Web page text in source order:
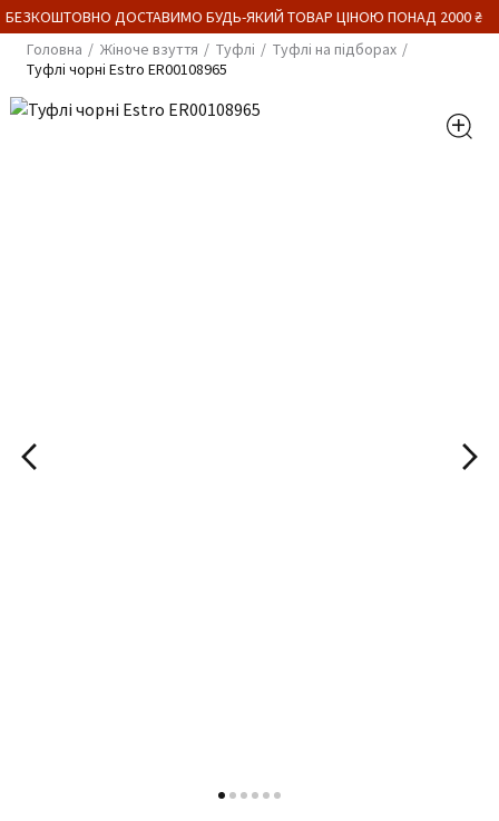
ДОСТАВИМО БУДЬ-ЯКИЙ ТОВАР ЦІНОЮ ПОНАД 2000 ₴
Головна
Жіноче взуття Туфлі
Туфлі на підборах
Туфлі чорні Estro ER00108965